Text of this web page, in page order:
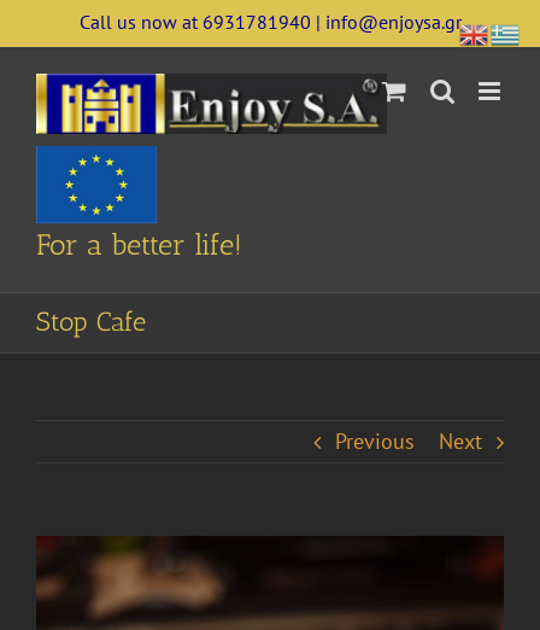
to
content
Call us now at 6931781940 | info@enjoysa.gr
For a better life!
Stop Cafe
Previous Next
Larger
Image